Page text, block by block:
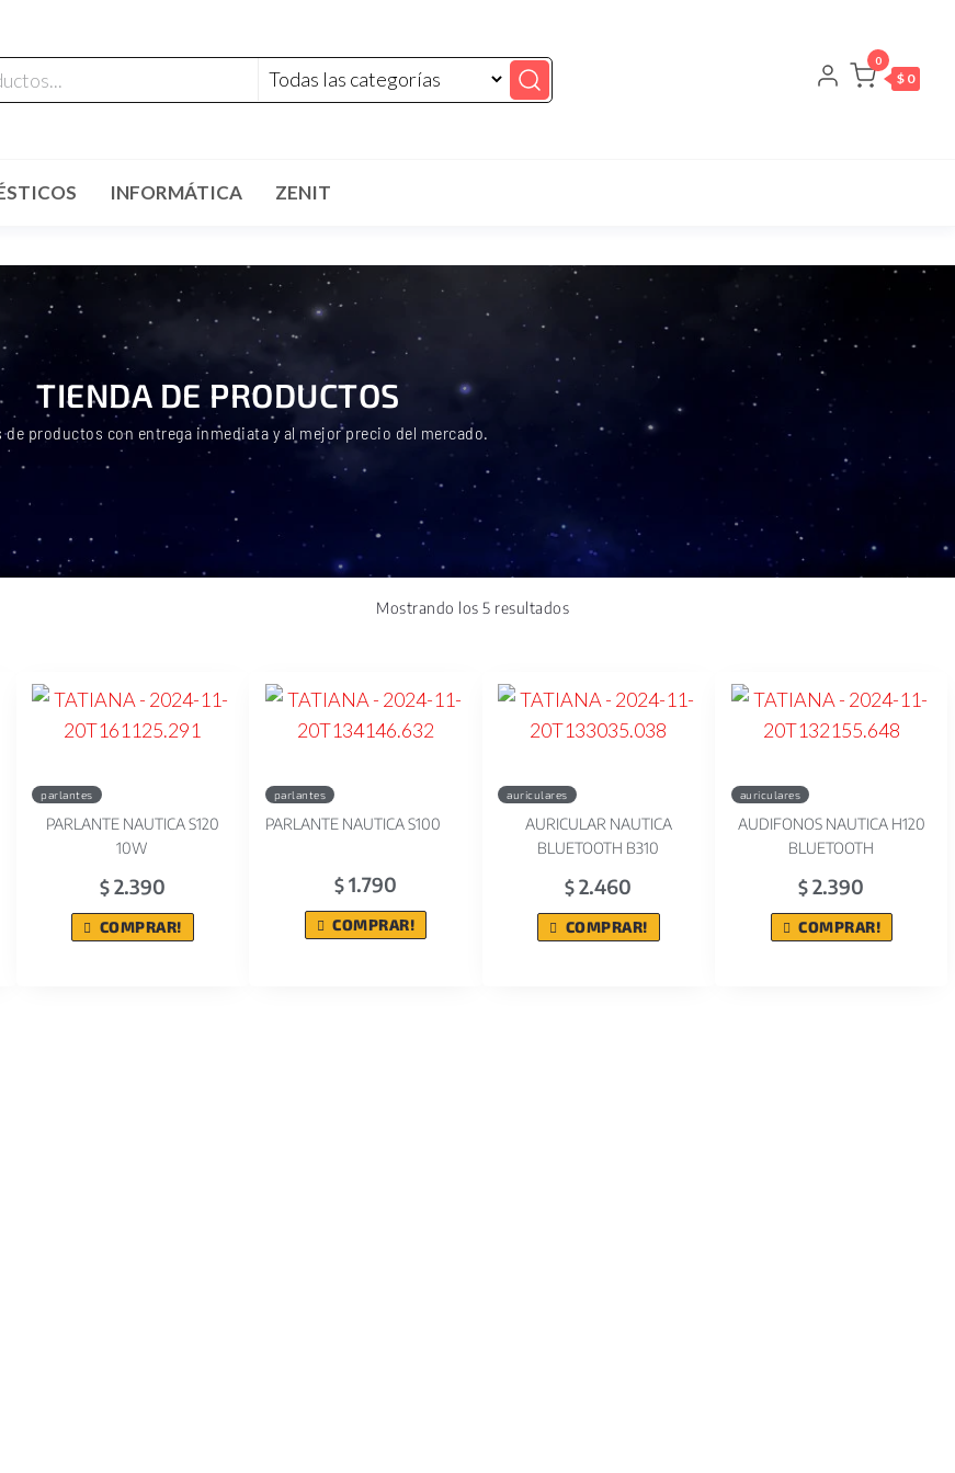
0
$ 0
INFORMÁTICA ZENIT
TIENDA DE PRODUCTOS
de productos con entrega inmediata y al mejor precio del mercado.
Mostrando los 5 resultados
parlantes
PARLANTE NAUTICA S120
10W
$2.390
COMPRAR!
parlantes
PARLANTE NAUTICA S100
$1.790
COMPRAR!
auriculares
AURICULAR NAUTICA
BLUETOOTH B310
$ 2.460
COMPRAR!
auriculares
AUDIFONOS NAUTICA H120
BLUETOOTH
$ 2.390
COMPRAR!